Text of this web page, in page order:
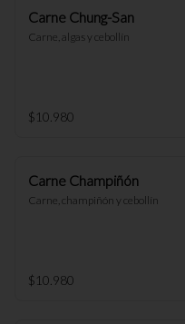
Carne Chung-San
Carne, algas y cebollín
$10.980
Carne Champiñón
Carne, champiñón y cebollín
$10.980